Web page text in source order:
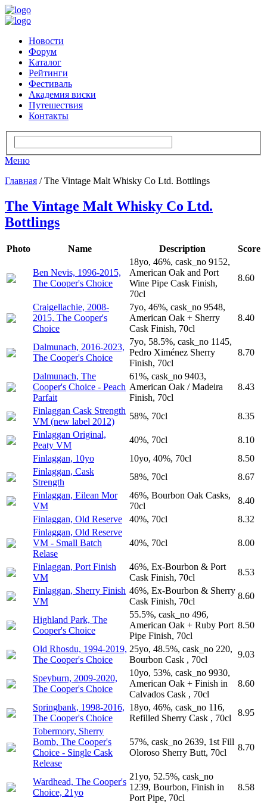
Новости
Форум
Каталог
Рейтинги
Фестиваль
Академия виски
Путешествия
Контакты
Меню
Главная / The Vintage Malt Whisky Co Ltd. Bottlings
The Vintage Malt Whisky Co Ltd.
Bottlings
Photo Name Description Score
Ben Nevis, 1996-2015,
The Cooper's Choice
18yo, 46%, cask_no 9152,
American Oak and Port
Wine Pipe Cask Finish,
70cl
8.60
Craigellachie, 2008-
2015, The Cooper's
Choice
7yo, 46%, cask_no 9548,
American Oak + Sherry
Cask Finish, 70cl
8.40
Dalmunach, 2016-2023,
The Cooper's Choice
7yo, 58.5%, cask_no 1145,
Pedro Ximénez Sherry
Finish, 70cl
8.70
Dalmunach, The
Cooper's Choice - Peach
Parfait
61%, cask_no 9403,
American Oak / Madeira
Finish, 70cl
8.43
Finlaggan Cask Strength
VM (new label 2012)
58%, 70cl
8.35
Finlaggan Original,
Peaty VM
40%, 70cl
8.10
Finlaggan, 10yo
10yo, 40%, 70cl
8.50
Finlaggan, Cask
Strength
58%, 70cl
8.67
Finlaggan, Eilean Mor
VM
46%, Bourbon Oak Casks,
70cl
8.40
Finlaggan, Old Reserve
40%, 70cl
8.32
Finlaggan, Old Reserve
VM - Small Batch
Relase
40%, 70cl 8.00
Finlaggan, Port Finish
VM
46%, Ex-Bourbon & Port
Cask Finish, 70cl
8.53
Finlaggan, Sherry Finish
VM
46%, Ex-Bourbon & Sherry
Cask Finish, 70cl
8.60
Highland Park, The
Cooper's Choice
55.5%, cask_no 496,
American Oak + Ruby Port
Pipe Finish, 70cl
8.50
Old Rhosdu, 1994-2019,
The Cooper's Choice
25yo, 48.5%, cask_no 220,
Bourbon Cask , 70cl
9.03
Speyburn, 2009-2020,
The Cooper's Choice
10yo, 53%, cask_no 9930,
American Oak + Finish in
Calvados Cask , 70cl
8.60
Springbank, 1998-2016,
The Cooper's Choice
18yo, 46%, cask_no 116,
Refilled Sherry Cask , 70cl
8.95
Tobermory, Sherry
Bomb, The Cooper's
Choice - Single Cask
Release
57%, cask_no 2639, 1st Fill
Oloroso Sherry Butt, 70cl
8.70
Wardhead, The Cooper's
Choice, 21yo
21yo, 52.5%, cask_no
1239, Bourbon, Finish in
Port Pipe, 70cl
8.58